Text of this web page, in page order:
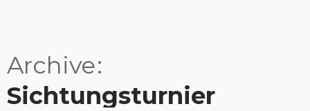
Archive
Sichtungsturnier